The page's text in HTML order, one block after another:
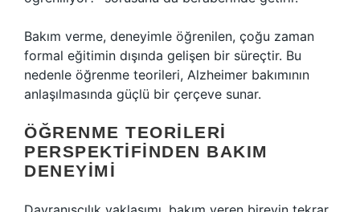
Bakım verme, deneyimle öğrenilen, çoğu zaman
formal eğitimin dışında gelişen bir süreçtir. Bu
nedenle öğrenme teorileri, Alzheimer bakımının
anlaşılmasında güçlü bir çerçeve sunar.
ÖĞRENME TEORILERI
PERSPEKTIFINDEN BAKIM
DENEYIMI